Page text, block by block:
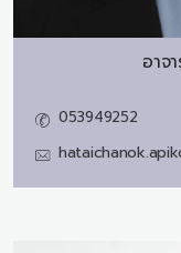
อาจ
053949252